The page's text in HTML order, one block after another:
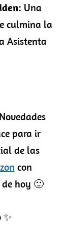
: Una
culmina la
Asistenta
para ir
de las
con
hoy 🙂
✨